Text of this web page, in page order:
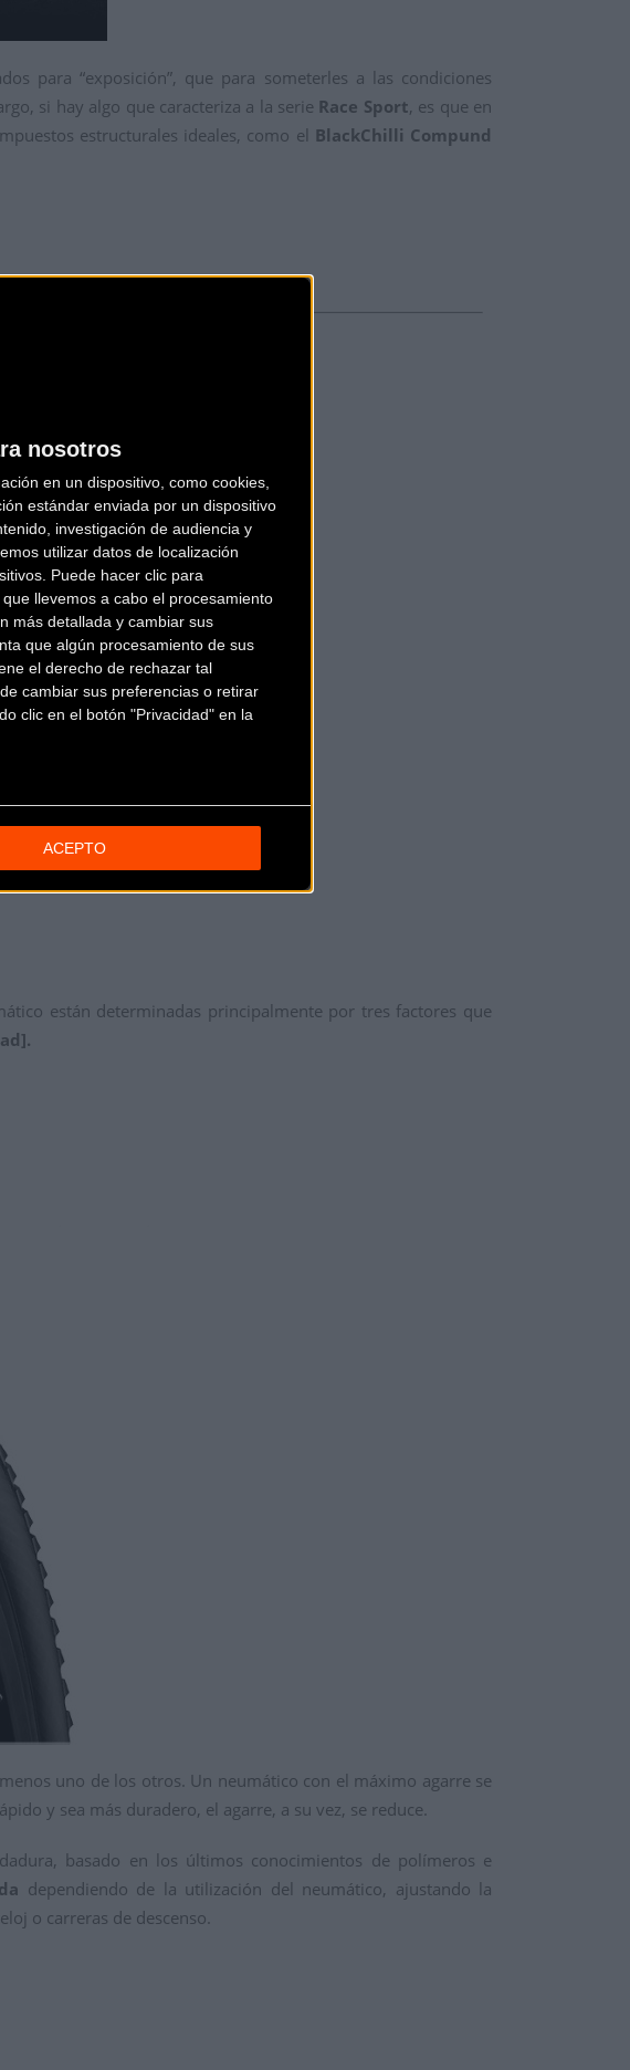
nosotros
en un dispositivo, como cookies,
estándar enviada por un dispositivo
investigación de audiencia y
utilizar datos de localización
Puede hacer clic para
llevemos a cabo el procesamiento
más detallada y cambiar sus
que algún procesamiento de sus
el derecho de rechazar tal
cambiar sus preferencias o retirar
clic en el botón "Privacidad" en la
ACEPTO
para “exposición”, que para someterles a las condiciones
si hay algo que caracteriza a la serie Race Sport, es que en
estructurales ideales, como el BlackChilli Compund
están determinadas principalmente por tres factores que
uno de los otros. Un neumático con el máximo agarre se
y sea más duradero, el agarre, a su vez, se reduce.
basado en los últimos conocimientos de polímeros e
dependiendo de la utilización del neumático, ajustando la
o carreras de descenso.